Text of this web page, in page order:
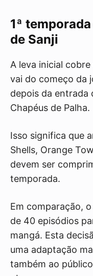
1ª
de Sanji
A leva inicial
vai do começo da
depois da entrada
Chapéus de Palha.
Isso significa que
Shells, Orange
devem ser
temporada.
Em comparação,
de 40 episódios
mangá. Esta
uma adaptação
também ao